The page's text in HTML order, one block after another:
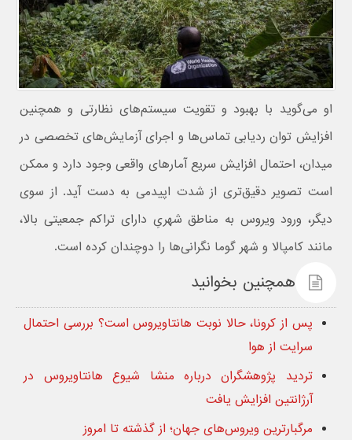
او می‌گوید با بهبود و تقویت سیستم‌های نظارتی و همچنین
افزایش توان ردیابی تماس‌ها و اجرای آزمایش‌های تخصصی در
میدان، احتمال افزایش سریع آمارهای واقعی وجود دارد و ممکن
است تصویر دقیق‌تری از شدت اپیدمی به دست آید. از سوی
دیگر، ورود ویروس به مناطق شهریِ دارای تراکم جمعیتی بالا،
مانند کامپالا و شهر گوما نگرانی‌ها را دوچندان کرده است.
همچنین بخوانید
پس از کرونا، حالا نوبت هانتاویروس است؟ بررسی احتمال
سرایت از هوا
تردید پژوهشگران درباره منشا شیوع هانتاویروس در
آرژانتین افزایش یافت
مرگبارترین ویروس‌های جهان؛ از گذشته تا امروز